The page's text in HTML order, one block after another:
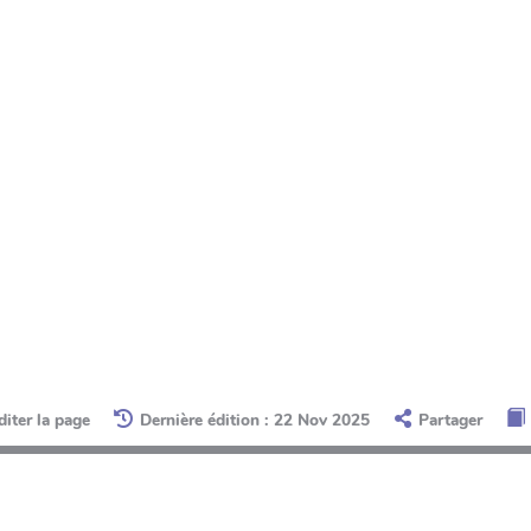
la page Dernière édition : 22 Nov 2025 Partager